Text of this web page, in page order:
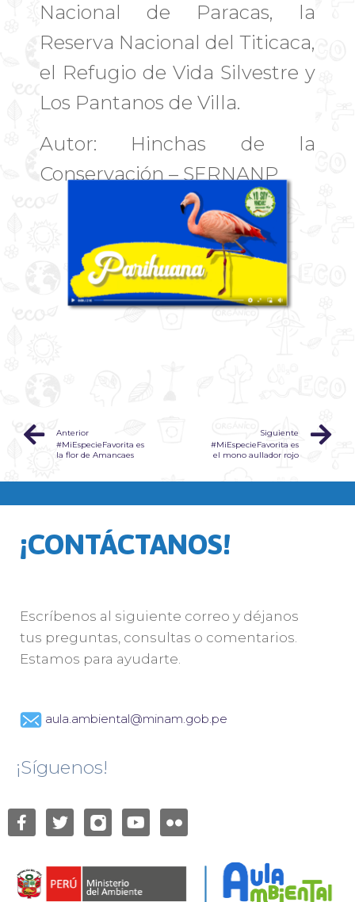
Nacional de Paracas, la
Reserva Nacional del Titicaca,
el Refugio de Vida Silvestre y
Los Pantanos de Villa.
Autor: Hinchas de la
Conservación – SERNANP
Anterior
#MiEspecieFavorita es
la flor de Amancaes
Siguiente
#MiEspecieFavorita es
el mono aullador rojo
¡CONTÁCTANOS!
Escríbenos al siguiente correo y déjanos
tus preguntas, consultas o comentarios.
Estamos para ayudarte.
aula.ambiental@minam.gob.pe
¡Síguenos!